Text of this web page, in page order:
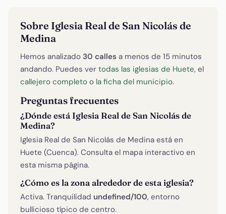
Sobre Iglesia Real de San Nicolás de
Medina
Hemos analizado 30 calles a menos de 15 minutos
andando. Puedes ver todas las iglesias de Huete, el
callejero completo o la ficha del municipio.
Preguntas frecuentes
¿Dónde está Iglesia Real de San Nicolás de
Medina?
Iglesia Real de San Nicolás de Medina está en
Huete (Cuenca). Consulta el mapa interactivo en
esta misma página.
¿Cómo es la zona alrededor de esta iglesia?
Activa. Tranquilidad undefined/100, entorno
bullicioso típico de centro.